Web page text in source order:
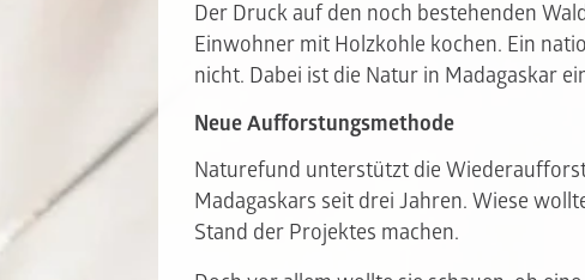
Der Druck auf den noch bestehenden
Einwohner mit Holzkohle kochen. Ein
nicht. Dabei ist die Natur in Madagaskar
Neue Aufforstungsmethode
Naturefund unterstützt die
Madagaskars seit drei Jahren. Wiese
Stand der Projektes machen.